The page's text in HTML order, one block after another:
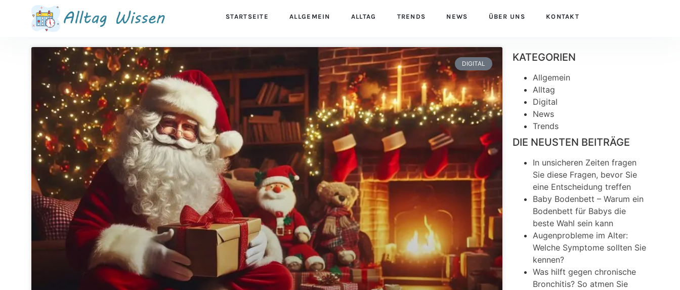
STARTSEITE ALLGEMEIN ALLTAG TRENDS NEWS ÜBER UNS KONTAKT
DIGITAL
KATEGORIEN
Allgemein
Alltag
Digital
News
Trends
DIE NEUSTEN BEITRÄGE
In unsicheren Zeiten fragen
Sie diese Fragen, bevor Sie
eine Entscheidung treffen
Baby Bodenbett – Warum ein
Bodenbett für Babys die
beste Wahl sein kann
Augenprobleme im Alter:
Welche Symptome sollten Sie
kennen?
Was hilft gegen chronische
Bronchitis? So atmen Sie